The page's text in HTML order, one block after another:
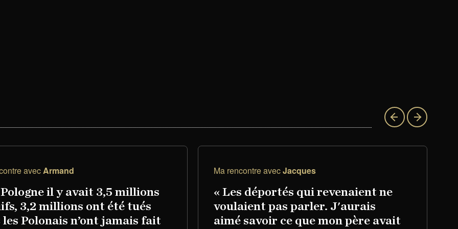
avecArmand
Pologne il y avait 3,5 millions
3,2 millions ont été tués
les Polonais n’ont jamais fait
Ma rencontre avecJacques
« Les déportés qui revenaient ne
voulaient pas parler. J'aurais
aimé savoir ce que mon père avait